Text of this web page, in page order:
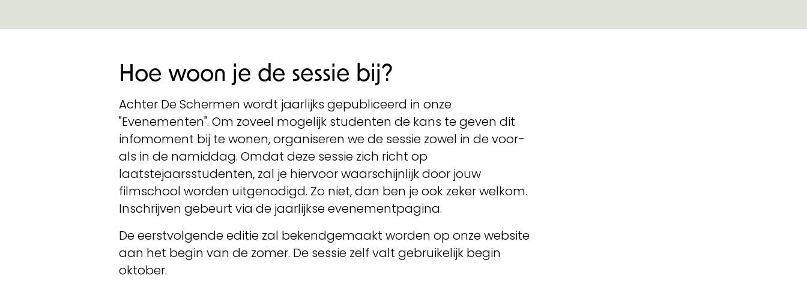
Hoe woon je de sessie bij?
Achter De Schermen wordt jaarlijks gepubliceerd in onze
"Evenementen". Om zoveel mogelijk studenten de kans te geven dit
infomoment bij te wonen, organiseren we de sessie zowel in de voor-
als in de namiddag. Omdat deze sessie zich richt op
laatstejaarsstudenten, zal je hiervoor waarschijnlijk door jouw
filmschool worden uitgenodigd. Zo niet, dan ben je ook zeker welkom.
Inschrijven gebeurt via de jaarlijkse evenementpagina.
De eerstvolgende editie zal bekendgemaakt worden op onze website
aan het begin van de zomer. De sessie zelf valt gebruikelijk begin
oktober.